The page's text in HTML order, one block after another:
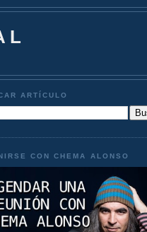
ARTÍCULO
CON CHEMA ALONSO